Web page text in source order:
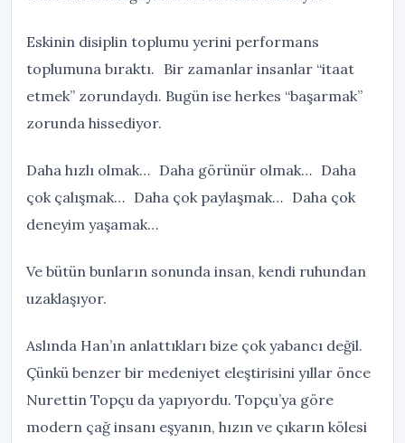
Eskinin disiplin toplumu yerini performans
toplumuna bıraktı. Bir zamanlar insanlar “itaat
etmek” zorundaydı. Bugün ise herkes “başarmak”
zorunda hissediyor.
Daha hızlı olmak… Daha görünür olmak… Daha
çok çalışmak… Daha çok paylaşmak… Daha çok
deneyim yaşamak…
Ve bütün bunların sonunda insan, kendi ruhundan
uzaklaşıyor.
Aslında Han’ın anlattıkları bize çok yabancı değil.
Çünkü benzer bir medeniyet eleştirisini yıllar önce
Nurettin Topçu da yapıyordu. Topçu’ya göre
modern çağ insanı eşyanın, hızın ve çıkarın kölesi